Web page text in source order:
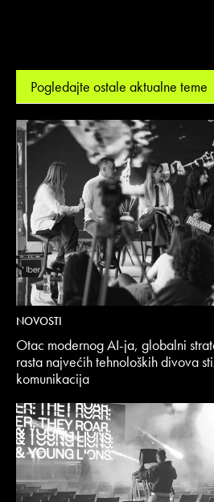
Pogledajte ostale aktualne teme
NOVOSTI
Otac modernog AI-ja, globalni
rasta najvećih tehnoloških divova
komunikacija